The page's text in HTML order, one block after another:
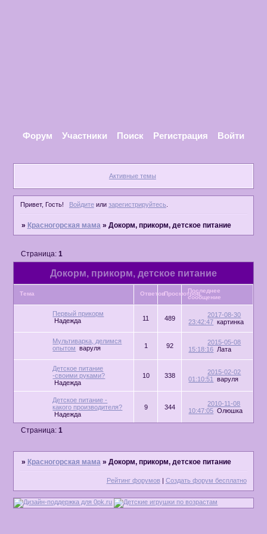
Форум Участники Поиск Регистрация Войти
Активные темы
Привет, Гость! Войдитеили зарегистрируйтесь.
» Красногорская мама » Докорм, прикорм, детское питание
Докорм, прикорм, детское питание
Страница: 1
Тема ОтветовПросмотровПоследнее
сообщение
Первый прикорм
Надежда
11 489
2017-08-30
23:42:47 картинка
Мультиварка, делимся
опытом
варуля 1 92
2015-05-08
15:18:16 Лата
Детское питание
-своими руками?
Надежда
10 338
2015-02-02
01:10:51
варуля
Детское питание -
какого производителя?
Надежда
9 344
2010-11-08
10:47:05 Олюшка
Страница: 1
» Красногорская мама » Докорм, прикорм, детское питание
Рейтинг форумов| Создать форум бесплатно